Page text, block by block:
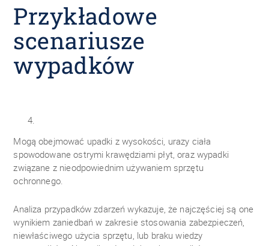
Przykładowe
scenariusze
wypadków
Mogą obejmować upadki z wysokości, urazy ciała
spowodowane ostrymi krawędziami płyt, oraz wypadki
związane z nieodpowiednim używaniem sprzętu
ochronnego.
Analiza przypadków zdarzeń wykazuje, że najczęściej są one
wynikiem zaniedbań w zakresie stosowania zabezpieczeń,
niewłaściwego użycia sprzętu, lub braku wiedzy